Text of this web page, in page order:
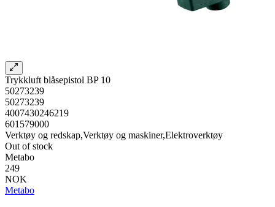
Trykkluft blåsepistol BP 10
50273239
50273239
4007430246219
601579000
Verktøy og redskap,Verktøy og maskiner,Elektroverktøy
Out of stock
Metabo
249
NOK
Metabo